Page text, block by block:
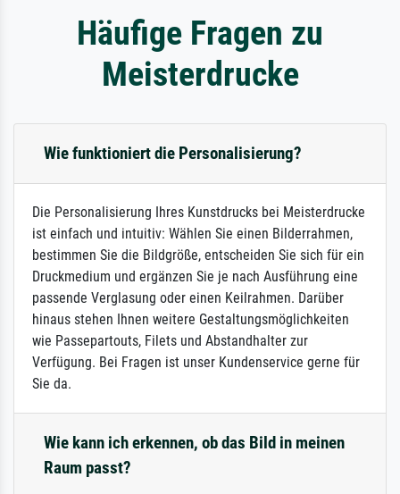
Häufige Fragen zu
Meisterdrucke
Wie funktioniert die Personalisierung?
Die Personalisierung Ihres Kunstdrucks bei Meisterdrucke
ist einfach und intuitiv: Wählen Sie einen Bilderrahmen,
bestimmen Sie die Bildgröße, entscheiden Sie sich für ein
Druckmedium und ergänzen Sie je nach Ausführung eine
passende Verglasung oder einen Keilrahmen. Darüber
hinaus stehen Ihnen weitere Gestaltungsmöglichkeiten
wie Passepartouts, Filets und Abstandhalter zur
Verfügung. Bei Fragen ist unser Kundenservice gerne für
Sie da.
Wie kann ich erkennen, ob das Bild in meinen
Raum passt?